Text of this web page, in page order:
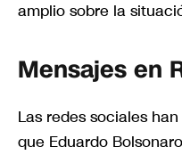
amplio sobre la
Mensajes en
Las redes sociales
que Eduardo